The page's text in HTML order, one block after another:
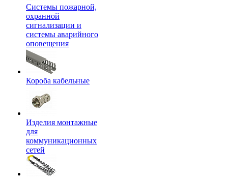
Системы пожарной,
охранной
сигнализации и
системы аварийного
оповещения
Короба кабельные
Изделия монтажные
для
коммуникационных
сетей